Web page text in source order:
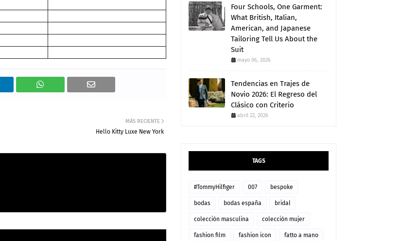
MÁS RECIENTE
Hello Kitty Luxe New York
Four Schools, One Garment:
What British, Italian,
American, and Japanese
Tailoring Tell Us About the
Suit
mayo 06, 2026
Tendencias en Trajes de
Novio 2026: El Regreso del
Clásico con Criterio
abril 22, 2026
TAGS
#TommyHilfiger 007 bespoke
bodas bodas españa bridal
colección masculina colección mujer
fashion film fashion icon fatto a mano